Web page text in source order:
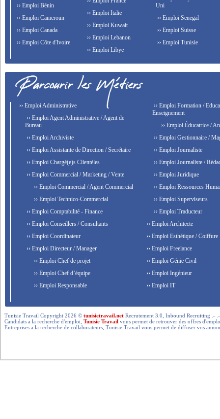
›› Emploi Bénin
›› Emploi Cameroun
›› Emploi Canada
›› Emploi Côte d'Ivoire
›› Emploi Italie
›› Emploi Kuwait
›› Emploi Lebanon
›› Emploi Libye
Uni
›› Emploi Senegal
›› Emploi Suisse
›› Emploi Tunisie
›› Emploi Administrative
›› Emploi Agent Administrative / Agent de
Bureau
›› Emploi Archiviste
›› Emploi Assistante de Direction / Secrétaire
›› Emploi Chargé(e)s Clientèles
›› Emploi Commercial / Marketing / Vente
›› Emploi Commercial / Agent Commercial
›› Emploi Technico-Commercial
›› Emploi Comptabilité - Finance
›› Emploi Conseillers / Consultants
›› Emploi Coordinateur
›› Emploi Directeur / Manager
›› Emploi Chef de projet
›› Emploi Chef d’équipe
›› Emploi Responsable
›› Emploi Formation /
Enseignement
›› Emploi Éducatrice /
›› Emploi Gestionnaire /
›› Emploi Journaliste
›› Emploi Journaliste /
›› Emploi Juridique
›› Emploi Ressources
›› Emploi Superviseurs
›› Emploi Traducteur
›› Emploi Architecte
›› Emploi Esthétique / Coiffure
›› Emploi Freelance
›› Emploi Génie Civil
›› Emploi Ingénieur
›› Emploi IT
Tunisie Travail Copyright 2026 ©tunisietravail.net Recrutement 3.0, Inbound Recruiting .-
Candidats a la recherche d'emploi,Tunisie Travail vous permet de retrouver des offres
Entreprises a la recherche de collaborateurs, Tunisie Travail vous permet de diffuser vos